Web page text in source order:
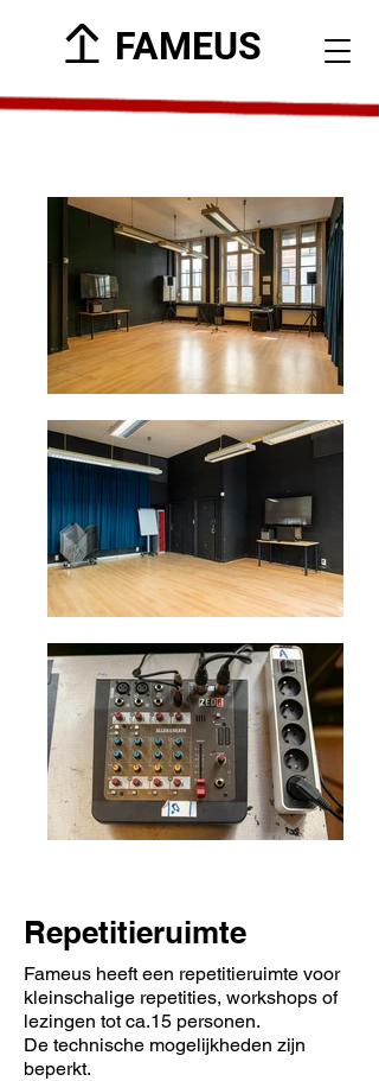
FAMEUS
Repetitieruimte
Fameus heeft een repetitieruimte voor
kleinschalige repetities, workshops of
lezingen tot ca.15 personen.
De technische mogelijkheden zijn
beperkt.